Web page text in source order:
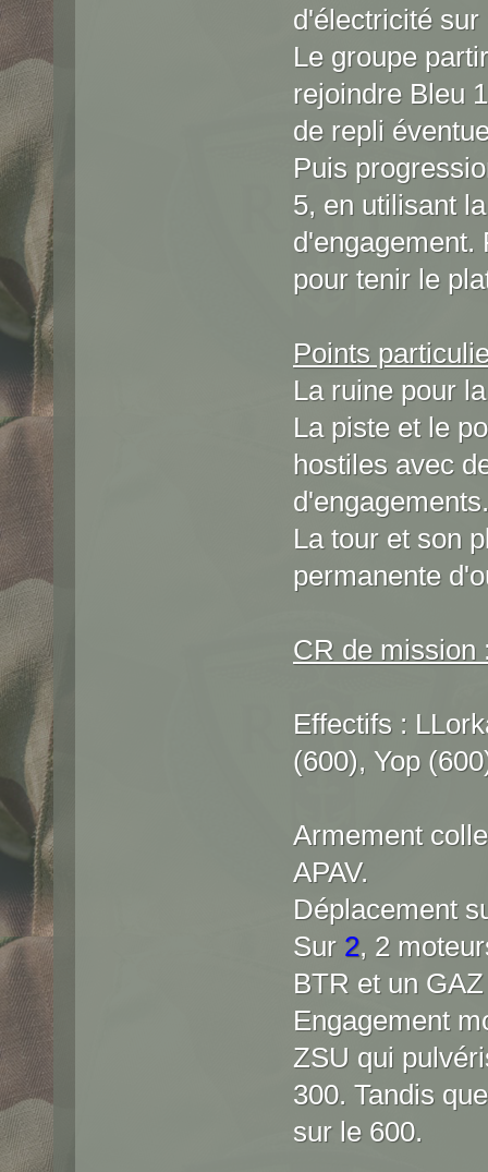
d'électricité sur
Le groupe
rejoindre Bleu
de repli
Puis
5, en utilisant
d'engagement.
pour tenir le
Points
La ruine pour
La piste et le
hostiles avec
d'engagements.
La tour et son
permanente
CR de mission
Effectifs :
(600), Yop
Armement
APAV.
Déplacement
Sur 2, 2
BTR et un
Engagement
ZSU qui
300. Tandis
sur le 600.